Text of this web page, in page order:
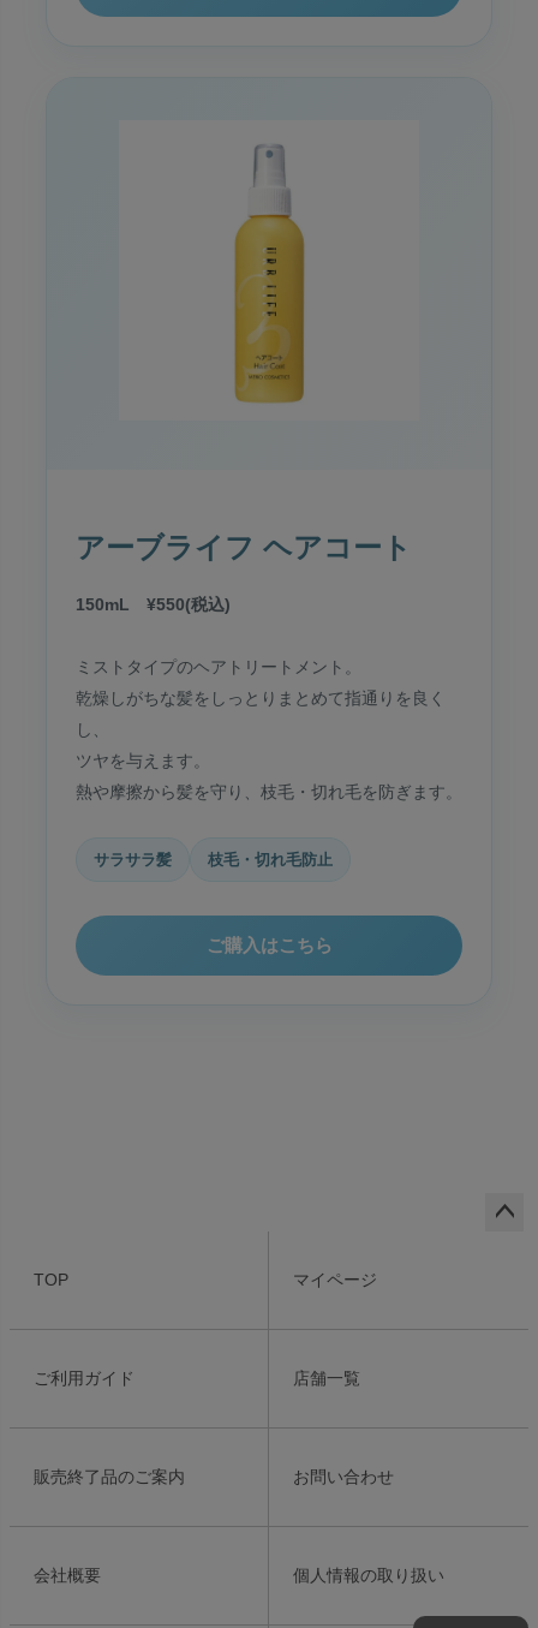
アーブライフ ヘアコート
150mL ¥550(税込)
ミストタイプのヘアトリートメント。
乾燥しがちな髪をしっとりまとめて指通りを良く
し、
ツヤを与えます。
熱や摩擦から髪を守り、枝毛・切れ毛を防ぎます。
サラサラ髪 枝毛・切れ毛防止
ご購入はこちら
TOP マイページ
ご利用ガイド 店舗一覧
販売終了品のご案内 お問い合わせ
会社概要 個人情報の取り扱い